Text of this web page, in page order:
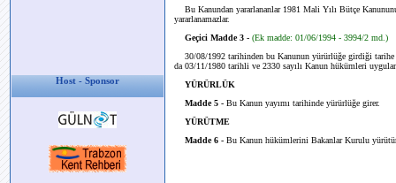
Host - Sponsor
Bu Kanundan yararlananlar 1981 Mali Yılı Bütçe
yararlanamazlar.
Geçici Madde 3 - (Ek madde: 01/06/1994 - 3994/2 md.)
30/08/1992 tarihinden bu Kanunun yürürlüğe girdiği tarihe
da 03/11/1980 tarihli ve 2330 sayılı Kanun hükümleri
YÜRÜRLÜK
Madde 5 - Bu Kanun yayımı tarihinde yürürlüğe girer.
YÜRÜTME
Madde 6 - Bu Kanun hükümlerini Bakanlar Kurulu